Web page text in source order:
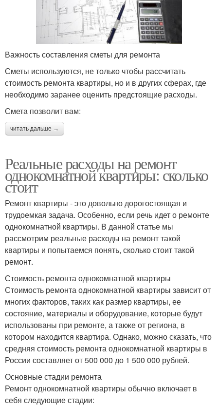
Важность составления сметы для ремонта
Сметы используются, не только чтобы рассчитать
стоимость ремонта квартиры, но и в других сферах, где
необходимо заранее оценить предстоящие расходы.
Смета позволит вам:
читать дальше →
Реальные расходы на ремонт
однокомнатной квартиры: сколько
стоит
Ремонт квартиры - это довольно дорогостоящая и
трудоемкая задача. Особенно, если речь идет о ремонте
однокомнатной квартиры. В данной статье мы
рассмотрим реальные расходы на ремонт такой
квартиры и попытаемся понять, сколько стоит такой
ремонт.
Стоимость ремонта однокомнатной квартиры
Стоимость ремонта однокомнатной квартиры зависит от
многих факторов, таких как размер квартиры, ее
состояние, материалы и оборудование, которые будут
использованы при ремонте, а также от региона, в
котором находится квартира. Однако, можно сказать, что
средняя стоимость ремонта однокомнатной квартиры в
России составляет от 500 000 до 1 500 000 рублей.
Основные стадии ремонта
Ремонт однокомнатной квартиры обычно включает в
себя следующие стадии: